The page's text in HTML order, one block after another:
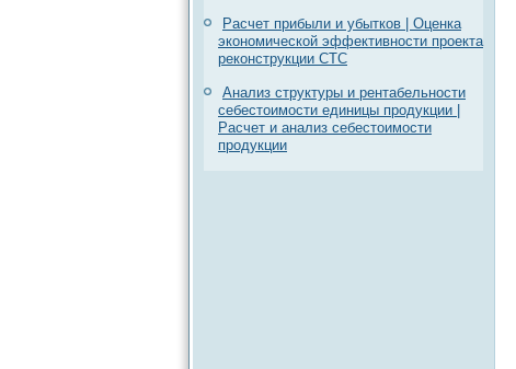
Расчет прибыли и убытков | Оценка
экономической эффективности проекта
реконструкции СТС
Анализ структуры и рентабельности
себестоимости единицы продукции |
Расчет и анализ себестоимости
продукции